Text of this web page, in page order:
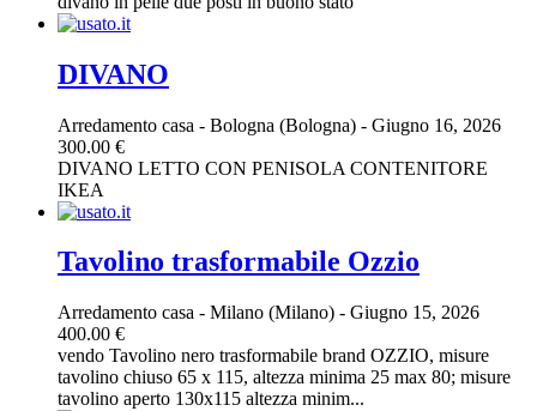
DIVANO
Arredamento casa - Bologna (Bologna) - Giugno 16, 2026
300.00 €
DIVANO LETTO CON PENISOLA CONTENITORE
IKEA
Tavolino trasformabile Ozzio
Arredamento casa - Milano (Milano) - Giugno 15, 2026
400.00 €
vendo Tavolino nero trasformabile brand OZZIO, misure
tavolino chiuso 65 x 115, altezza minima 25 max 80; misure
tavolino aperto 130x115 altezza minim...